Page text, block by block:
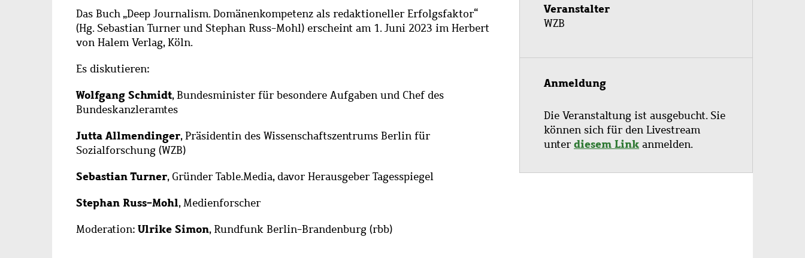
Das Buch „Deep Journalism. Domänenkompetenz als redaktioneller Erfolgsfaktor“
(Hg. Sebastian Turner und Stephan Russ-Mohl) erscheint am 1. Juni 2023 im Herbert
von Halem Verlag, Köln.
Es diskutieren:
Wolfgang Schmidt, Bundesminister für besondere Aufgaben und Chef des
Bundeskanzleramtes
Jutta Allmendinger, Präsidentin des Wissenschaftszentrums Berlin für
Sozialforschung (WZB)
Sebastian Turner, Gründer Table.Media, davor Herausgeber Tagesspiegel
Stephan Russ-Mohl, Medienforscher
Moderation: Ulrike Simon, Rundfunk Berlin-Brandenburg (rbb)
Veranstalter
WZB
Anmeldung
Die Veranstaltung ist ausgebucht. Sie
können sich für den Livestream
unter diesem Link anmelden.